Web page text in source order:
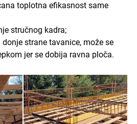
toplotna efikasnost same
stručnog kadra;
strane tavanice, može se
jer se dobija ravna ploča.